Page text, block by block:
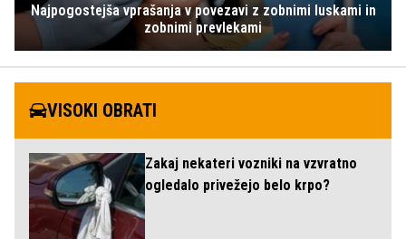
Najpogostejša vprašanja v povezavi z zobnimi luskami in
zobnimi prevlekami
VISOKI OBRATI
Zakaj nekateri vozniki na vzvratno
ogledalo privežejo belo krpo?